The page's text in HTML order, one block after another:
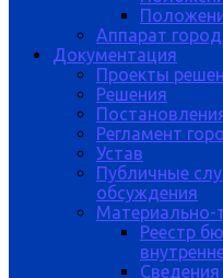
Аппарат
Документация
Проекты
Решения
Регламент
Устав
Публичные
обсуждения
Материально-
Реестр